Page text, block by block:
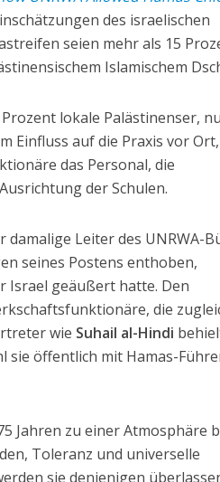
des israelischen
seien mehr als 15
Islamischem
lokale Palästinenser,
Einfluss auf die Praxis vor
das Personal, die
der Schulen.
damalige Leiter des UNRWA-
seines Postens enthoben,
Israel geäußert hatte. Den
die
wie Suhail al-Hindi
sie öffentlich mit Hamas-
Jahren zu einer Atmosphäre
Toleranz und universelle
sie denjenigen